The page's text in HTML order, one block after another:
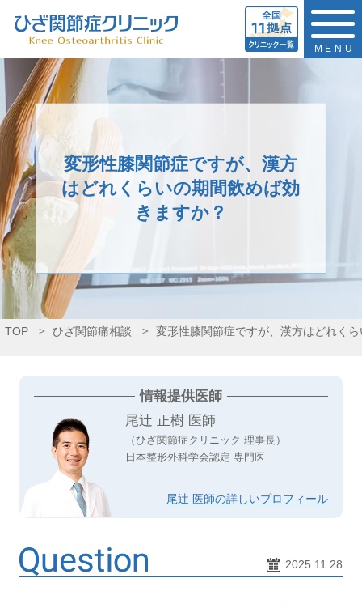
MENU
変形性膝関節症ですが、漢方
はどれくらいの期間飲めば効
きますか？
TOP ひざ関節痛相談 変形性膝関節症ですが、漢方はどれく
情報提供医師
尾辻 正樹 医師
（ひざ関節症クリニック 理事長）
日本整形外科学会認定 専門医
尾辻 医師の詳しいプロフィール
2025.11.28